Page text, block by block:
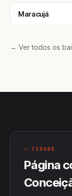
Maracujá
→ Ver todos os
→ CIDADE
Página